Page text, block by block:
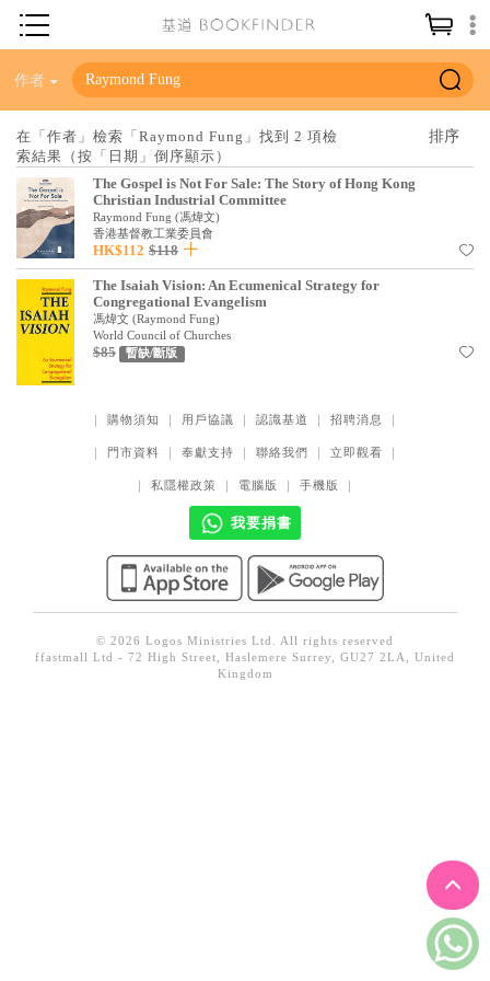
神學／教義
聖經
信仰入門
教會歷史
靈修／禱告
信徒生活
教會事工
社會／倫理
文藝／勵志
童書
精選影音
作者
在「作者」檢索「Raymond Fung」找到 2 項檢
索結果（按「日期」倒序顯示）
The Gospel is Not For Sale: The Story of Hong Kong
Christian Industrial Committee
Raymond Fung (馮煒文)
香港基督教工業委員會
HK$112 $118
The Isaiah Vision: An Ecumenical Strategy for
Congregational Evangelism
馮煒文 (Raymond Fung)
World Council of Churches
$85 暫缺/斷版
｜ 購物須知 ｜ 用戶協議 ｜ 認識基道 ｜ 招聘消息 ｜
｜ 門市資料 ｜ 奉獻支持 ｜ 聯絡我們 ｜ 立即觀看 ｜
｜ 私隱權政策 ｜ 電腦版 ｜ 手機版 ｜
我要捐書
© 2026 Logos Ministries Ltd. All rights reserved
ffastmall Ltd - 72 High Street, Haslemere Surrey, GU27 2LA, United
Kingdom